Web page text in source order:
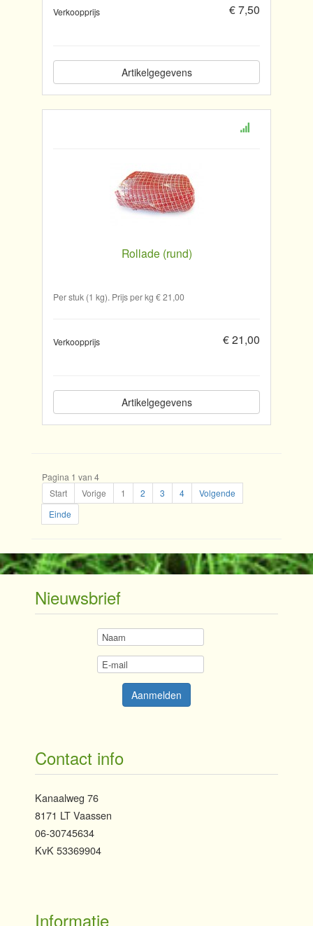
Verkoopprijs € 7,50
Artikelgegevens
Rollade (rund)
Per stuk (1 kg). Prijs per kg € 21,00
Verkoopprijs € 21,00
Artikelgegevens
Pagina 1 van 4
Start
Vorige 1 2 3 4
Volgende
Einde
Nieuwsbrief
Contact info
Kanaalweg 76
8171 LT Vaassen
06-30745634
KvK 53369904
Informatie